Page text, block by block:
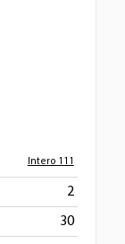
Intero 111
2
30